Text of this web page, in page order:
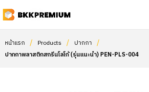
หน้าแรก / Products / ปากกา /
ปากกาพลาสติกสกรีนโลโก้ (รุ่นแนะนำ) PEN-PLS-004